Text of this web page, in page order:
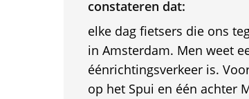
constateren dat:
elke dag fietsers die ons
in Amsterdam. Men weet
éénrichtingsverkeer is.
op het Spui en één achter